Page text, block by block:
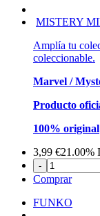
MISTERY
Amplía tu
coleccionable.
Marvel /
Producto
100% original
3,99 €21.00%
-
Comprar